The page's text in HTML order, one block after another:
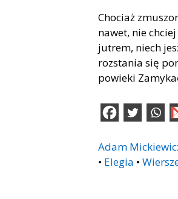
Chociaż
nawet, nie
jutrem, niech
rozstania się
powieki
Adam
• Elegia •